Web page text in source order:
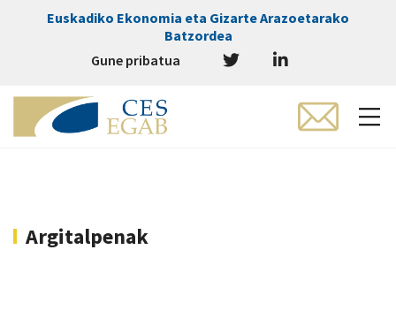
Euskadiko Ekonomia eta Gizarte Arazoetarako
Batzordea
Gune pribatua
Argitalpenak